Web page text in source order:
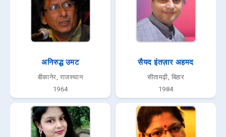
अनिरुद्ध उमट
बीकानेर, राजस्थान
1964
सैयद इंतज़ार अहमद
सीतामढ़ी, बिहार
1984